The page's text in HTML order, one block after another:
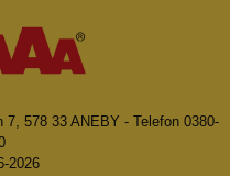
578 33 ANEBY - Telefon 0380-
2026